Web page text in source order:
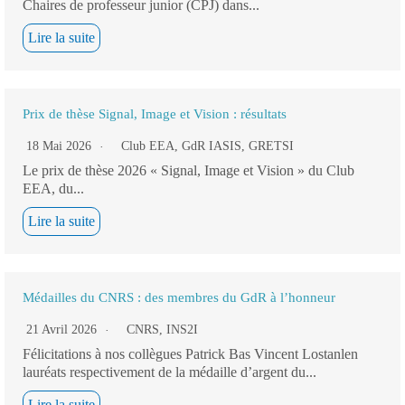
Chaires de professeur junior (CPJ) dans...
Lire la suite
Prix de thèse Signal, Image et Vision : résultats
18 Mai 2026 Club EEA, GdR IASIS, GRETSI
Le prix de thèse 2026 « Signal, Image et Vision » du Club
EEA, du...
Lire la suite
Médailles du CNRS : des membres du GdR à l’honneur
21 Avril 2026 CNRS, INS2I
Félicitations à nos collègues Patrick Bas Vincent Lostanlen
lauréats respectivement de la médaille d’argent du...